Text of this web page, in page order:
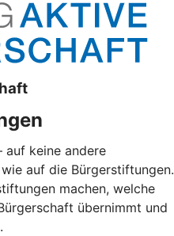
auf keine andere
auf die Bürgerstiftungen.
machen, welche
übernimmt und